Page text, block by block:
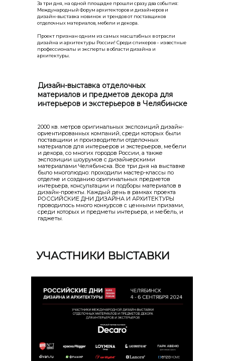
За три дня, на одной площадке прошли сразу два события:
Международный Форум архитекторов и дизайнеров и
дизайн-выставка новинок и трендов от поставщиков
отделочных материалов, мебели и декора.
Проект признан одним из самых масштабных в отрасли
дизайна и архитектуры России! Среди спикеров – известные
профессионалы и эксперты в области дизайна и
архитектуры.
Дизайн-выставка отделочных
материалов и предметов декора для
интерьеров и экстерьеров в Челябинске
2000 кв. метров оригинальных экспозиций дизайн-
ориентированных компаний, среди которых были
поставщики и производители отделочных
материалов для интерьеров и экстерьеров, мебели
и декора, со многих городов России, а также
экспозиции шоурумов с дизайнерскими
материалами Челябинска. Все три дня на выставке
было многолюдно: проходили мастер-классы по
отделке и созданию оригинальных предметов
интерьера, консультации и подборы материалов в
дизайн-проекты. Каждый день в рамках проекта
РОССИЙСКИЕ ДНИ ДИЗАЙНА И АРХИТЕКТУРЫ
проводилось много конкурсов с ценными призами,
среди которых и предметы интерьера, и мебель, и
гаджеты.
УЧАСТНИКИ ВЫСТАВКИ